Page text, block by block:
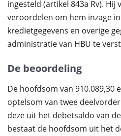
ingesteld (artikel 843a Rv). Hij
veroordelen om hem inzage
kredietgegevens en overige
administratie van HBU te
De beoordeling
De hoofdsom van 910.089,30
optelsom van twee
deze uit het debetsaldo van
bestaat de hoofdsom uit het